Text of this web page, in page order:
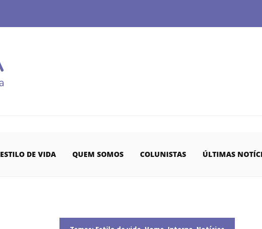
ESTILO DE VIDA QUEM SOMOS COLUNISTAS ÚLTIMAS